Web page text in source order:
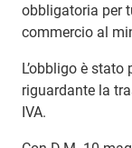
obbligatoria per
commercio al
L’obbligo è
riguardante la
IVA.